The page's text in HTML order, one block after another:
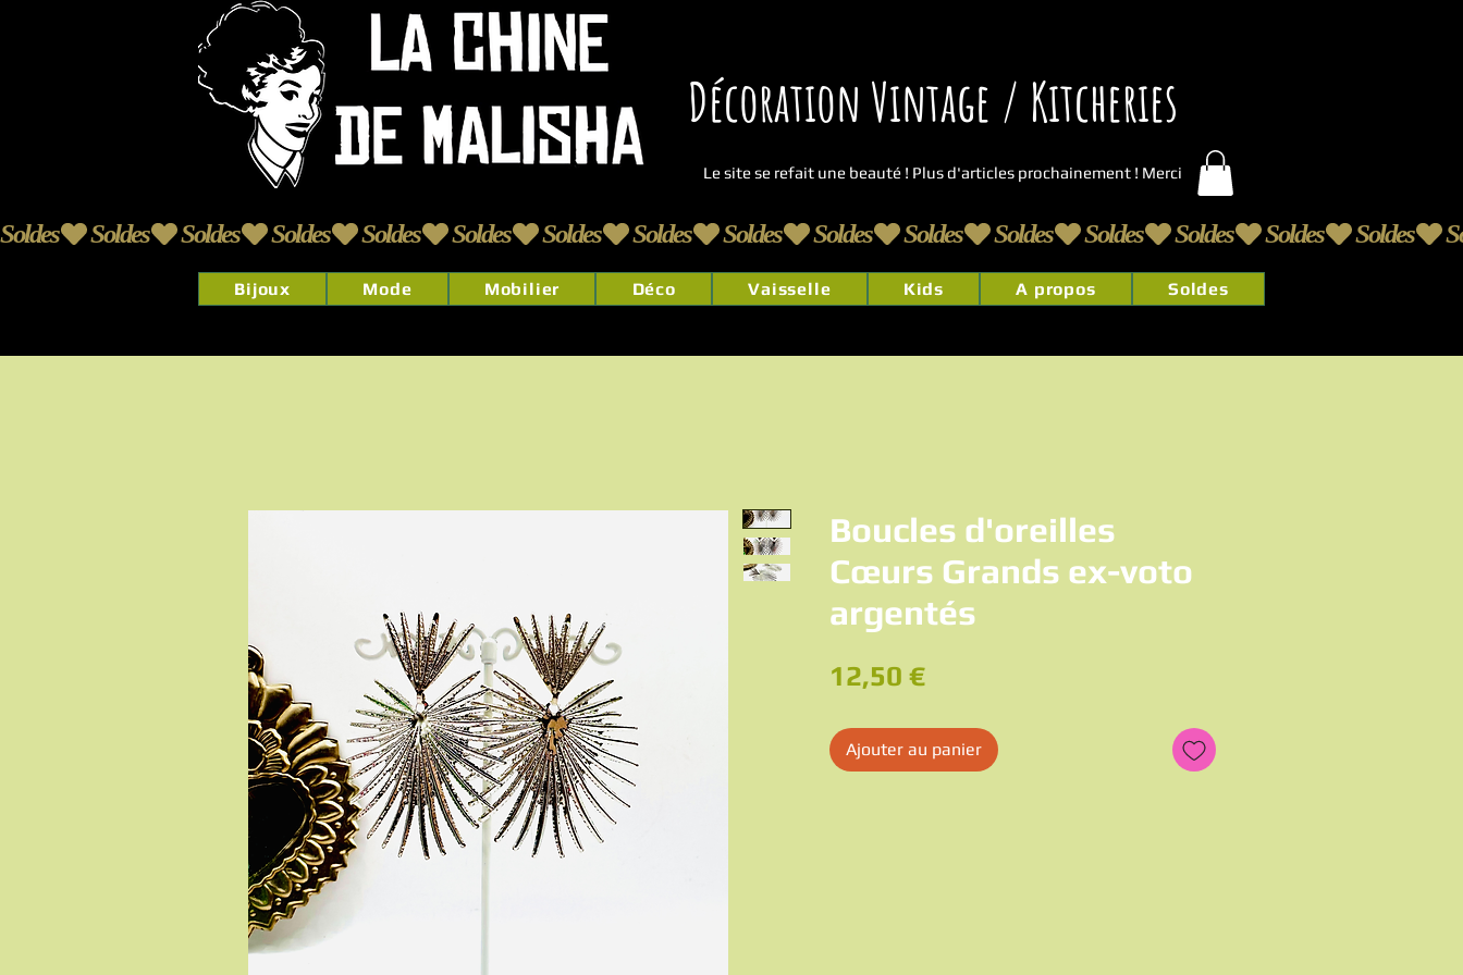
Décoration Vintage / Kitcheries
Le site se refait une beauté ! Plus d'articles prochainement ! Merci
Soldes
Bijoux Mode Mobilier Déco Vaisselle Kids A propos Soldes
Boucles d'oreilles
Cœurs Grands ex-voto
argentés
12,50 €Prix
Ajouter au panier